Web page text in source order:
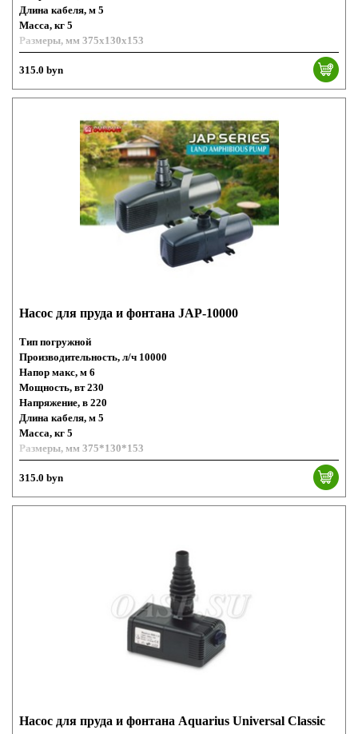
Длина кабеля, м 5
Масса, кг 5
Размеры, мм 375x130x153
315.0 byn
Насос для пруда и фонтана JAP-10000
Тип погружной
Производительность, л/ч 10000
Напор макс, м 6
Мощность, вт 230
Напряжение, в 220
Длина кабеля, м 5
Масса, кг 5
Размеры, мм 375*130*153
315.0 byn
Насос для пруда и фонтана Aquarius Universal Classic